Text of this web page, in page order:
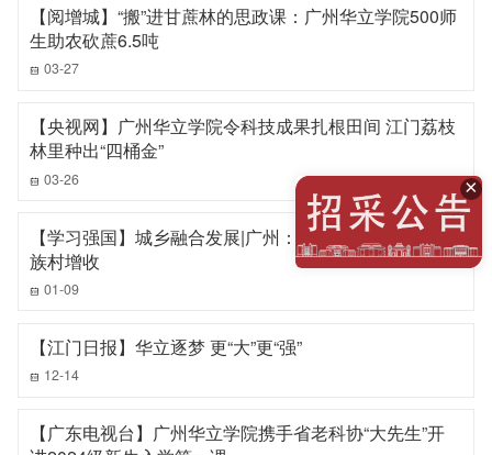
03-27
【阅增城】“搬”进甘蔗林的思政课：广州华立学院500师
生助农砍蔗6.5吨
03-26
【央视网】广州华立学院令科技成果扎根田间 江门荔枝
林里种出“四桶金”
01-09
【学习强国】城乡融合发展|广州：四维立体种植 助力畲
族村增收
12-14
【江门日报】华立逐梦 更“大”更“强”
【广东电视台】广州华立学院携手省老科协“大先生”开
×